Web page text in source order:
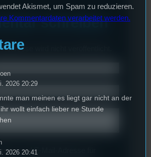
schreiben
wird nicht veröffentlicht.
und E-Mail-Adresse für
Akismet, um Spam zu reduzieren.
Kommentardaten verarbeitet werden.
2026 20:29
man meinen es liegt gar nicht an der
wollt einfach lieber ne Stunde
2026 20:41